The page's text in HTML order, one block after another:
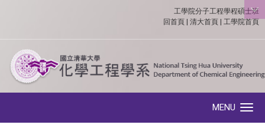
:::
工學院分子工程學程碩士班
回首頁
清大首頁 工學院首頁
MENU